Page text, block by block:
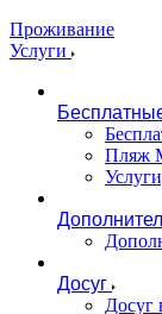
Проживание
Услуги
Пляж
Досуг
Досуг